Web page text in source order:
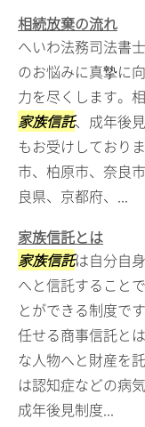
相続放棄の流れ
へいわ法務司法書
のお悩みに真摯に
力を尽くします。
家族信託、成年後
もお受けしており
市、柏原市、奈良
良県、京都府、...
家族信託とは
家族信託は自分自
へと信託すること
とができる制度で
任せる商事信託と
な人物へと財産を
は認知症などの病
成年後見制度...